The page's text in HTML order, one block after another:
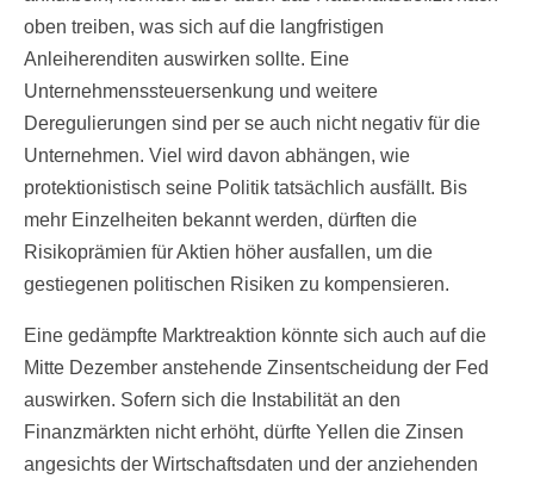
oben treiben, was sich auf die langfristigen
Anleiherenditen auswirken sollte. Eine
Unternehmenssteuersenkung und weitere
Deregulierungen sind per se auch nicht negativ für die
Unternehmen. Viel wird davon abhängen, wie
protektionistisch seine Politik tatsächlich ausfällt. Bis
mehr Einzelheiten bekannt werden, dürften die
Risikoprämien für Aktien höher ausfallen, um die
gestiegenen politischen Risiken zu kompensieren.
Eine gedämpfte Marktreaktion könnte sich auch auf die
Mitte Dezember anstehende Zinsentscheidung der Fed
auswirken. Sofern sich die Instabilität an den
Finanzmärkten nicht erhöht, dürfte Yellen die Zinsen
angesichts der Wirtschaftsdaten und der anziehenden